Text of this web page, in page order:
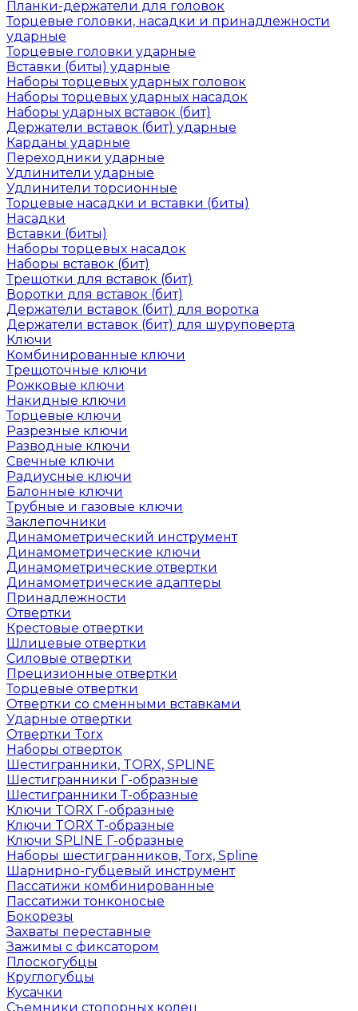
Планки-держатели для головок
Торцевые головки, насадки и принадлежности
ударные
Торцевые головки ударные
Вставки (биты) ударные
Наборы торцевых ударных головок
Наборы торцевых ударных насадок
Наборы ударных вставок (бит)
Держатели вставок (бит) ударные
Карданы ударные
Переходники ударные
Удлинители ударные
Удлинители торсионные
Торцевые насадки и вставки (биты)
Насадки
Вставки (биты)
Наборы торцевых насадок
Наборы вставок (бит)
Трещотки для вставок (бит)
Воротки для вставок (бит)
Держатели вставок (бит) для воротка
Держатели вставок (бит) для шуруповерта
Ключи
Комбинированные ключи
Трещоточные ключи
Рожковые ключи
Накидные ключи
Торцевые ключи
Разрезные ключи
Разводные ключи
Свечные ключи
Радиусные ключи
Балонные ключи
Трубные и газовые ключи
Заклепочники
Динамометрический инструмент
Динамометрические ключи
Динамометрические отвертки
Динамометрические адаптеры
Принадлежности
Отвертки
Крестовые отвертки
Шлицевые отвертки
Силовые отвертки
Прецизионные отвертки
Торцевые отвертки
Отвертки со сменными вставками
Ударные отвертки
Отвертки Torx
Наборы отверток
Шестигранники, TORX, SPLINE
Шестигранники Г-образные
Шестигранники Т-образные
Ключи TORX Г-образные
Ключи TORX Т-образные
Ключи SPLINE Г-образные
Наборы шестигранников, Torx, Spline
Шарнирно-губцевый инструмент
Пассатижи комбинированные
Пассатижи тонконосые
Бокорезы
Захваты переставные
Зажимы с фиксатором
Плоскогубцы
Круглогубцы
Кусачки
Съемники стопорных колец